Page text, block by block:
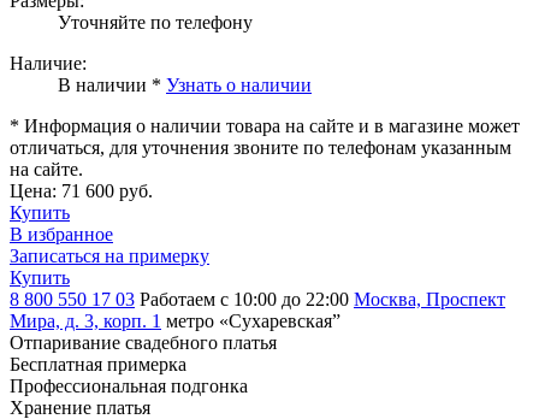
Уточняйте по телефону
Наличие:
В наличии * Узнать о наличии
* Информация о наличии товара на сайте и в магазине может
отличаться, для уточнения звоните по телефонам указанным
на сайте.
Цена: 71 600 руб.
Купить
В избранное
Записаться на примерку
Купить
8 800 550 17 03 Работаем с 10:00 до 22:00 Москва, Проспект
Мира, д. 3, корп. 1 метро «Сухаревская”
Отпаривание свадебного платья
Бесплатная примерка
Профессиональная подгонка
Хранение платья